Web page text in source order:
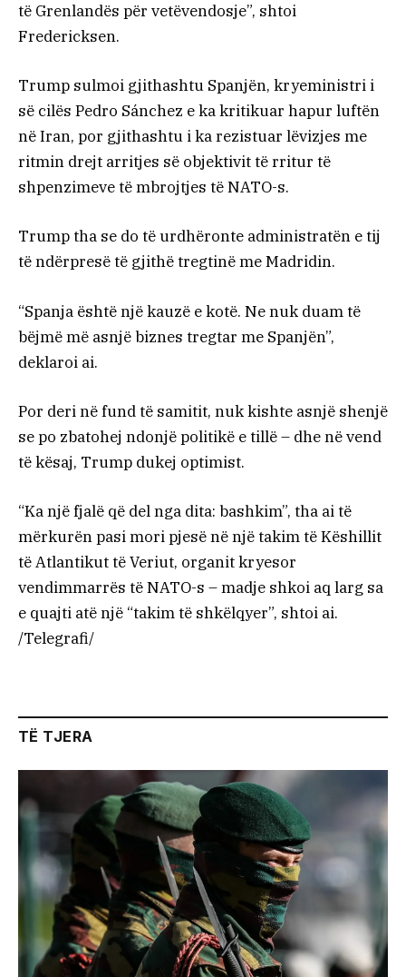
të Grenlandës për vetëvendosje”, shtoi
Fredericksen.
Trump sulmoi gjithashtu Spanjën, kryeministri i
së cilës Pedro Sánchez e ka kritikuar hapur luftën
në Iran, por gjithashtu i ka rezistuar lëvizjes me
ritmin drejt arritjes së objektivit të rritur të
shpenzimeve të mbrojtjes të NATO-s.
Trump tha se do të urdhëronte administratën e tij
të ndërpresë të gjithë tregtinë me Madridin.
“Spanja është një kauzë e kotë. Ne nuk duam të
bëjmë më asnjë biznes tregtar me Spanjën”,
deklaroi ai.
Por deri në fund të samitit, nuk kishte asnjë shenjë
se po zbatohej ndonjë politikë e tillë – dhe në vend
të kësaj, Trump dukej optimist.
“Ka një fjalë që del nga dita: bashkim”, tha ai të
mërkurën pasi mori pjesë në një takim të Këshillit
të Atlantikut të Veriut, organit kryesor
vendimmarrës të NATO-s – madje shkoi aq larg sa
e quajti atë një “takim të shkëlqyer”, shtoi ai.
/Telegrafi/
TË TJERA